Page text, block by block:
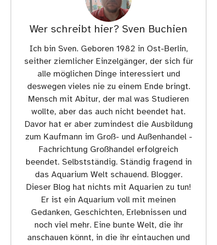
Wer schreibt hier? Sven Buchien
Ich bin Sven. Geboren 1982 in Ost-Berlin,
seither ziemlicher Einzelgänger, der sich für
alle möglichen Dinge interessiert und
deswegen vieles nie zu einem Ende bringt.
Mensch mit Abitur, der mal was Studieren
wollte, aber das auch nicht beendet hat.
Davor hat er aber zumindest die Ausbildung
zum Kaufmann im Groß- und Außenhandel -
Fachrichtung Großhandel erfolgreich
beendet. Selbstständig. Ständig fragend in
das Aquarium Welt schauend. Blogger.
Dieser Blog hat nichts mit Aquarien zu tun!
Er ist ein Aquarium voll mit meinen
Gedanken, Geschichten, Erlebnissen und
noch viel mehr. Eine bunte Welt, die ihr
anschauen könnt, in die ihr eintauchen und